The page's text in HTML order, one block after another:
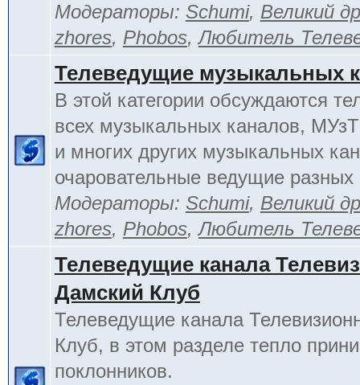
Модераторы: Schumi, Великий
zhores, Phobos,Любитель
Телеведущие музыкальных
В этой категории обсуждаются
всех музыкальных каналов,
и многих других музыкальных
очаровательные ведущие разных
Модераторы: Schumi, Великий
zhores, Phobos,Любитель
Телеведущие канала
Дамский Клуб
Телеведущие канала
Клуб, в этом разделе тепло
поклонников.